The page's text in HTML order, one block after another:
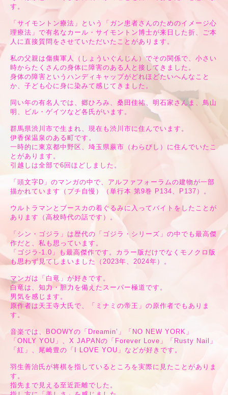
す。
「サイモントン療法」という「ガン患者さんのためのイメージ心
理療法」で有名なカール・サイモントン博士が来日した折、ご本
人に直接質問をさせていただいたことがあります。
私の父親は傷痍軍人（しょういぐんじん）でその関係で、小さい
時からたくさんの身体に障害のある人と接してきました。
身体の障害というハンディキャップがどれほどたいへんなこと
か、子ども心に身に染みて感じてきました。
同い年の有名人では、郷ひろみ、桑田佳祐、明石家さんま、鳥山
明、ビル・ゲイツなど各氏がいます。
群馬県渋川市で生まれ、現在も渋川市に住んでいます。
伊香保温泉のある町です。
一時的に東京都中野区、埼玉県蕨市（わらびし）に住んでいたこ
とがあります。
引越しは全部で6回ほどしました。
「頭文字D」のマンガの中で、アルファフォーラムの建物が一部
描かれています（プチ自慢）（単行本 第9巻 P134、P137）。
ウルトラマンとブースカの着ぐるみに入ってバイトをしたことが
あります（高校時代の話です）。
「シン・ゴジラ」は歴代の「ゴジラ・シリーズ」の中でも最高傑
作だと、私も思っています。
「ゴジラ-1.0」も最高傑作です。カラー版だけでなくモノクロ版
も思わず見てしまいました（2023年、2024年）。
マンガは「白竜」が好きです。
白竜は、知力・胆力を備えたスーパー極道です。
男気を感じます。
原作者は天王寺大氏で、「ミナミの帝王」の原作者でもありま
す。
音楽では、BOOWYの「Dreamin’」「NO NEW YORK」
「ONLY YOU」、X JAPANの「Forever Love」「Rusty Nail」
「紅」、尾崎豊の「I LOVE YOU」などが好きです。
羽生善治氏が将棋を指しているところを実際に見たことがありま
す。
指先まで見える至近距離でした。